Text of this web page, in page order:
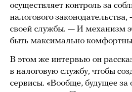
осуществляет контроль за
налогового
своей службы. — И механизм
быть максимально
В этом же интервью он
в налоговую службу, чтобы
сервисы. «Вообще, будущее за